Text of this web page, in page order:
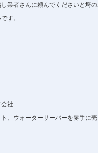
業者さんに頼んでくださいと埒
す。
社
、ウォーターサーバーを勝手に